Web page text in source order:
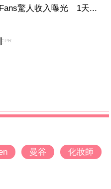
驚人收入曝光 1天...
PR
曼谷 化妝師